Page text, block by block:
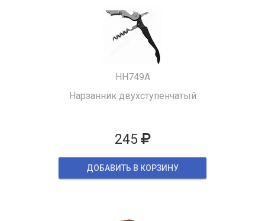
HH749A
Нарзанник двухступенчатый
245
ДОБАВИТЬ В КОРЗИНУ